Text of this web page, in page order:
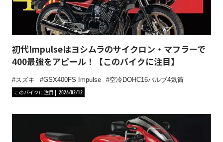
初代Impulseはヨシムラのサイクロン・マフラーで
400最強をアピール！【このバイクに注目】
スズキ GSX400FS Impulse
空冷DOHC16バルブ4気筒
このバイクに注目
2026/02/12